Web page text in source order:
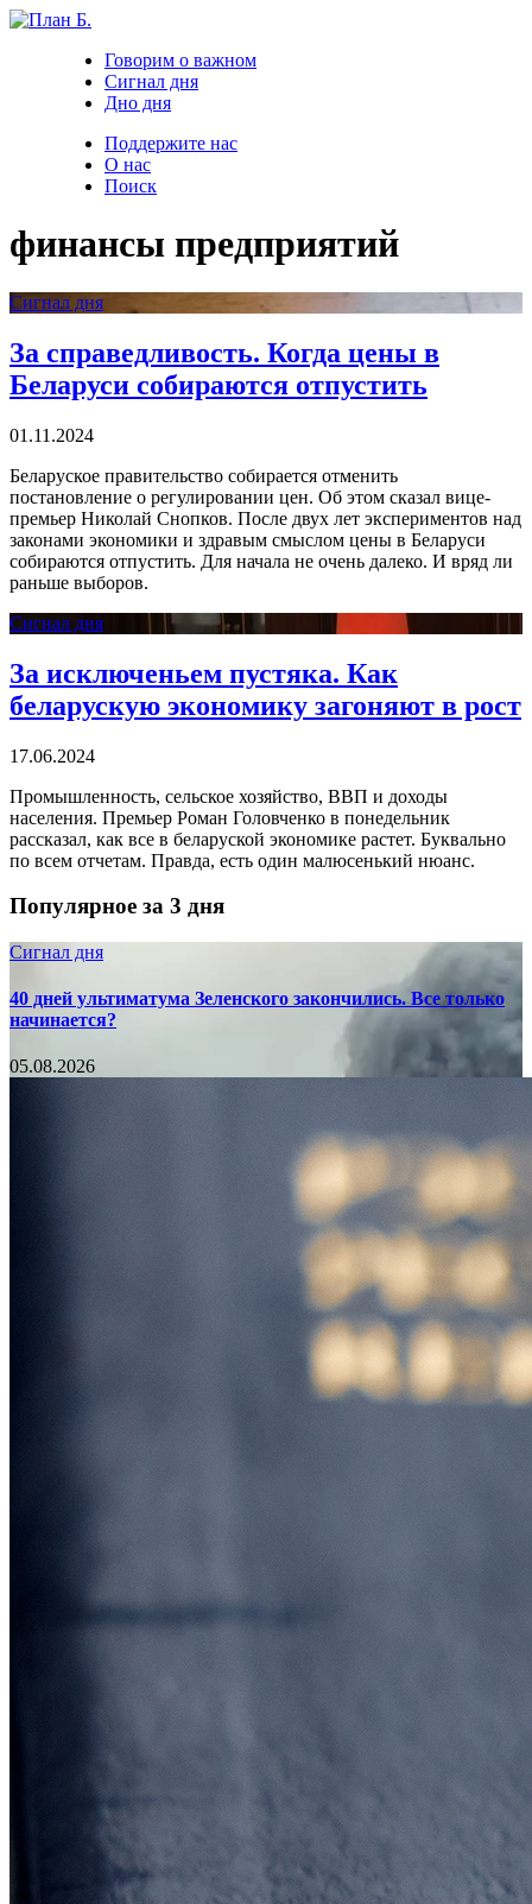
Говорим о важном
Сигнал дня
Дно дня
Поддержите нас
О нас
Поиск
финансы предприятий
Сигнал дня
За справедливость. Когда цены в
Беларуси собираются отпустить
01.11.2024
Беларуское правительство собирается отменить
постановление о регулировании цен. Об этом сказал вице-
премьер Николай Снопков. После двух лет экспериментов над
законами экономики и здравым смыслом цены в Беларуси
собираются отпустить. Для начала не очень далеко. И вряд ли
раньше выборов.
Сигнал дня
За исключеньем пустяка. Как
беларускую экономику загоняют в рост
17.06.2024
Промышленность, сельское хозяйство, ВВП и доходы
населения. Премьер Роман Головченко в понедельник
рассказал, как все в беларуской экономике растет. Буквально
по всем отчетам. Правда, есть один малюсенький нюанс.
Популярное за 3 дня
Сигнал дня
40 дней ультиматума Зеленского закончились. Все только
начинается?
05.08.2026